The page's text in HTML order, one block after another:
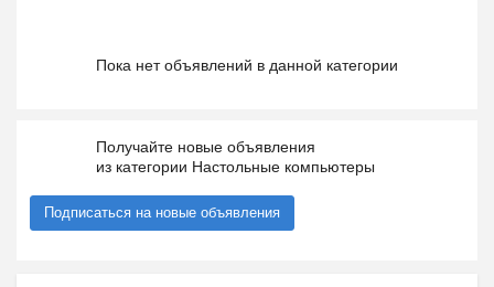
Пока нет объявлений в данной категории
Получайте новые объявления
из категории Настольные компьютеры
Подписаться на новые объявления